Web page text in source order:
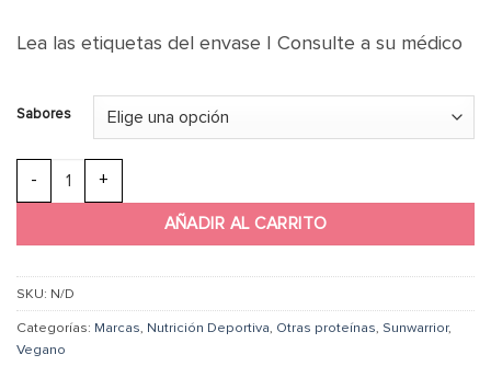
Lea las etiquetas del envase | Consulte a su médico
Sabores
Proteina Sunwarrior Classic Plus cantidad
AÑADIR AL CARRITO
SKU: N/D
Categorías: Marcas, Nutrición Deportiva, Otras proteínas, Sunwarrior,
Vegano